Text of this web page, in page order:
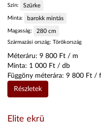
Szín: Szürke
Minta: barokk mintás
Magasság: 280 cm
Származási ország: Törökország
Méteráru: 9 800 Ft / m
Minta: 1 000 Ft / db
Függöny méterára: 9 800 Ft /
Részletek
Elite ekrü